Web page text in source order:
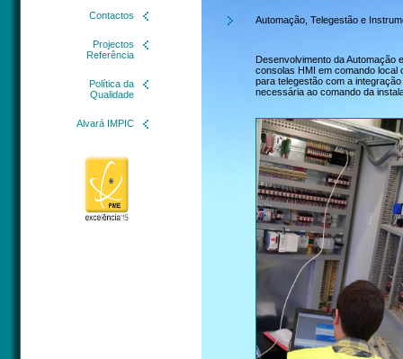
Contactos
Projectos
Referência
Política da
Qualidade
Alvará IMPIC
Automação, Telegestão e
Desenvolvimento da Automação
consolas HMI em comando local
para telegestão com a
necessária ao comando da